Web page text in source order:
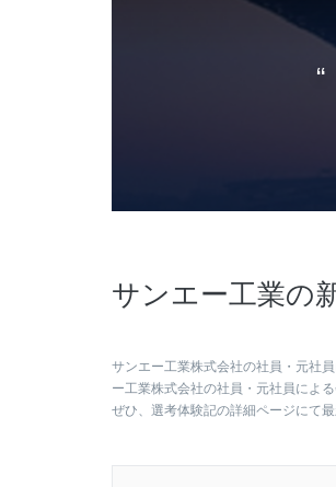
サンエー工業の
サンエー工業株式会社の社員・元社
ー工業株式会社の社員・元社員によ
ぜひ、選考体験記の詳細ページにて